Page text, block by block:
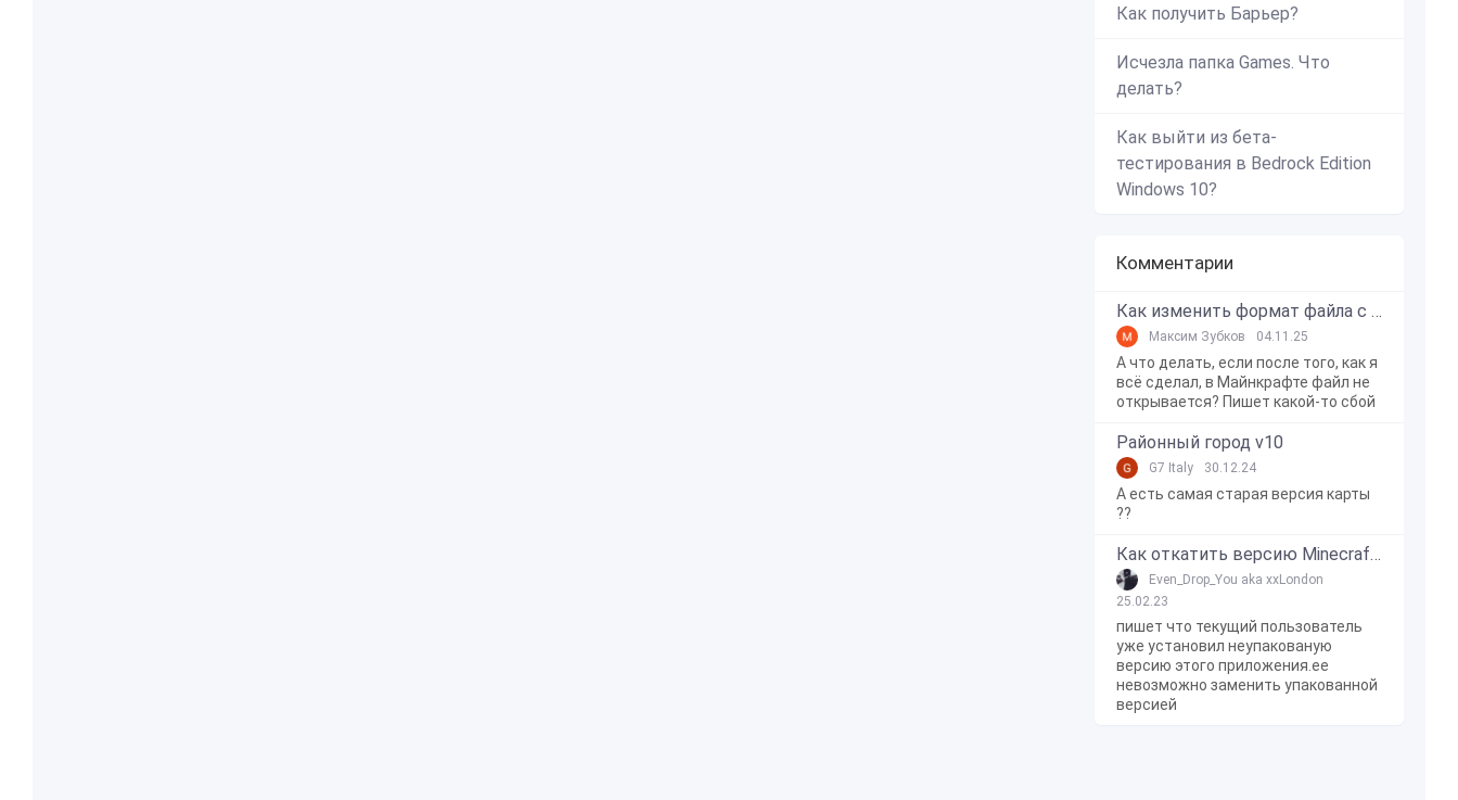
Как получить Барьер?
Исчезла папка Games. Что
делать?
Как выйти из бета-
тестирования в Bedrock Edition
Windows 10?
Комментарии
Как изменить формат файла с zip в mcworld?
Максим Зубков 04.11.25
А что делать, если после того, как я
всё сделал, в Майнкрафте файл не
открывается? Пишет какой-то сбой
Районный город v10
G7 Italy 30.12.24
А есть самая старая версия карты
??
Как откатить версию Minecraft Bedrock Edition на Windows 10?
Even_Drop_You aka xxLondon
25.02.23
пишет что текущий пользователь
уже установил неупакованую
версию этого приложения.ее
невозможно заменить упакованной
версией